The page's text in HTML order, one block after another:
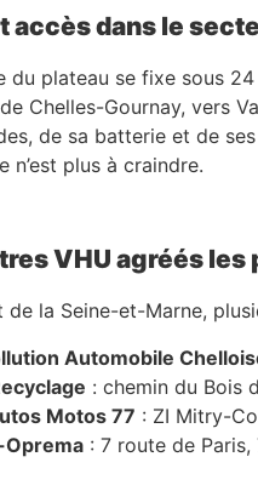
accès dans le
du plateau se fixe sous
Chelles-Gournay, vers
de sa batterie et de
n’est plus à craindre.
VHU agréés
de la Seine-et-Marne,
Automobile
: chemin du Bois
Motos 77 : ZI Mitry-
: 7 route de